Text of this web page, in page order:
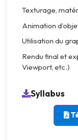
Texturage,
Animation
Utilisation du
Rendu final et
Viewport, etc.)
Syllabus